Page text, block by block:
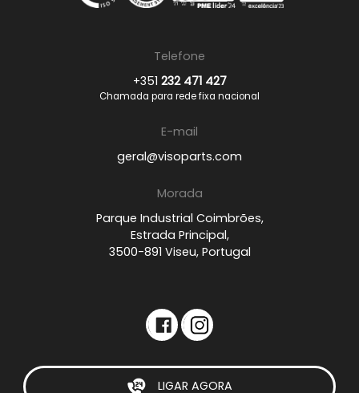
Telefone
+351 232 471 427
Chamada para rede fixa nacional
E-mail
geral@visoparts.com
Morada
Parque Industrial Coimbrões,
Estrada Principal,
3500-891 Viseu, Portugal
LIGAR AGORA